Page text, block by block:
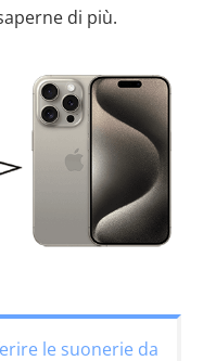
di più.
le suonerie da